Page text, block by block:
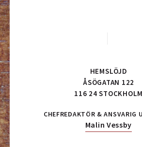
HEMSLÖJD
ÅSÖGATAN 122
116 24 STOCKHOLM
CHEFREDAKTÖR & ANSVARIG
Malin Vessby